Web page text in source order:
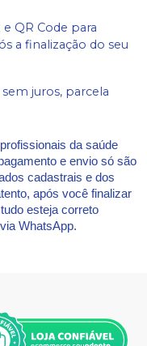
QR Code para
a finalização do seu
juros, parcela
da saúde
e envio só são
cadastrais e dos
após você finalizar
esteja correto
WhatsApp.